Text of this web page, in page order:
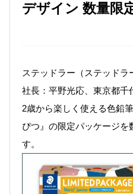
デザイン 数量限
ステッドラー（ステッド
社長：平野光応、東京都千
2歳から楽しく使える色鉛
ぴつ』の限定パッケージを
す。